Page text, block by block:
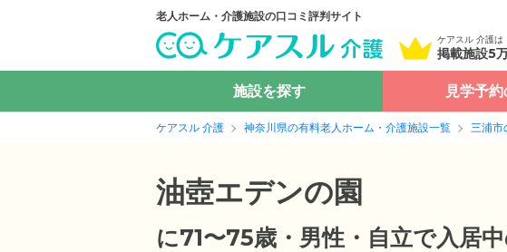
老人ホーム・介護施設の口コミ評判サイト
ケアスル 介護は
掲載施設5
施設を探す 見学予
ケアスル 介護 神奈川県の有料老人ホーム・介護施設一覧 三浦市
油壺エデンの園
に71〜75歳・男性・自立で入居